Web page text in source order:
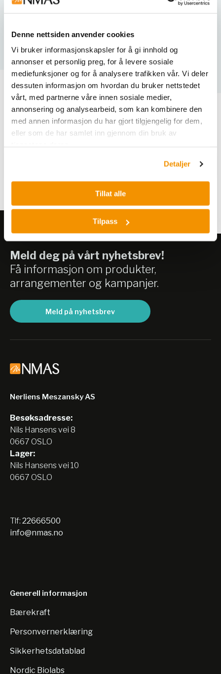
Denne nettsiden anvender cookies
Vi bruker informasjonskapsler for å gi innhold og
annonser et personlig preg, for å levere sosiale
mediefunksjoner og for å analysere trafikken vår. Vi deler
dessuten informasjon om hvordan du bruker nettstedet
vårt, med partnerne våre innen sosiale medier,
annonsering og analysearbeid, som kan kombinere den
med annen informasjon du har gjort tilgjengelig for dem,
eller som de har samlet inn gjennom din bruk av
Detaljer
Tillat alle
Tilpass
ROX-kompatibilitet
LP — Low ROX (f.eks. Bio-Rad CFX,
Varianter
Meld deg på vårt nyhetsbrev!
Få informasjon om produkter,
arrangementer og kampanjer.
Meld på nyhetsbrev
Nerliens Meszansky AS
Besøksadresse:
Nils Hansens vei 8
0667 OSLO
Lager:
Nils Hansens vei 10
0667 OSLO
Tlf: 22666500
info@nmas.no
Generell informasjon
Bærekraft
Personvernerklæring
Sikkerhetsdatablad
Nordic Biolabs